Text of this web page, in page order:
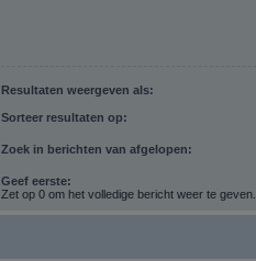
Resultaten weergeven als:
Sorteer resultaten op:
Zoek in berichten van afgelopen:
Geef eerste:
Zet op 0 om het volledige bericht weer te geven.